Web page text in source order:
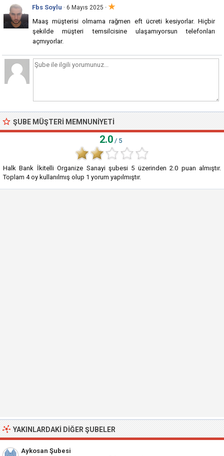
Fbs Soylu · 6 Mayıs 2025 · ★
Maaş müşterisi olmama rağmen eft ücreti kesiyorlar. Hiçbir
şekilde müşteri temsilcisine ulaşamıyorsun telefonları
açmıyorlar.
ŞUBE MÜŞTERI MEMNUNIYETI
2.0 / 5
Halk Bank İkitelli Organize Sanayi şubesi 5 üzerinden2.0 puan almıştır.
Toplam 4oy kullanılmış olup 1 yorum yapılmıştır.
YAKINLARDAKI DIĞER ŞUBELER
Aykosan Şubesi